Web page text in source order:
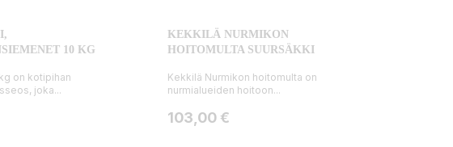
10 KG
on kotipihan
joka...
KEKKILÄ NURMIKON
HOITOMULTA SUURSÄKKI
Kekkilä Nurmikon hoitomulta on
nurmialueiden hoitoon...
Hinta
103,00 €